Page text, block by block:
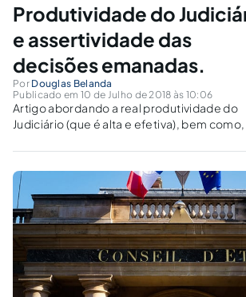
Produtividade do
e assertividade das
decisões emanadas.
Por Douglas Belanda
Publicado em 10 de Julho de 2018 às 10:06
Artigo abordando a real produtividade do
Judiciário (que é alta e efetiva), bem como,